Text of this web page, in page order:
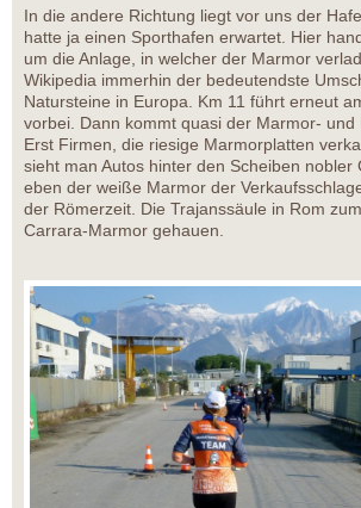
In die andere Richtung liegt vor uns der
hatte ja einen Sporthafen erwartet. Hier
um die Anlage, in welcher der Marmor
Wikipedia immerhin der bedeutendste
Natursteine in Europa. Km 11 führt erneut
vorbei. Dann kommt quasi der Marmor- und
Erst Firmen, die riesige Marmorplatten
sieht man Autos hinter den Scheiben nobler
eben der weiße Marmor der
der Römerzeit. Die Trajanssäule in Rom
Carrara-Marmor gehauen.